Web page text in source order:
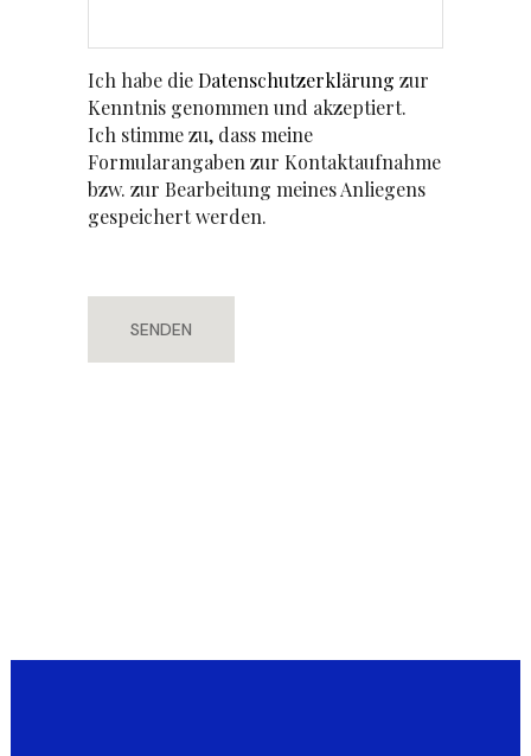
Ich habe dieDatenschutzerklärung zur
Kenntnis genommen und akzeptiert.
Ich stimme zu, dass meine
Formularangaben zur Kontaktaufnahme
bzw. zur Bearbeitung meines Anliegens
gespeichert werden.